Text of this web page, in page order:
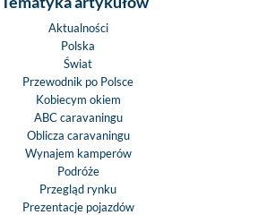
Aktualności
Polska
Świat
Przewodnik po Polsce
Kobiecym okiem
ABC caravaningu
Oblicza caravaningu
Wynajem kamperów
Podróże
Przegląd rynku
Prezentacje pojazdów